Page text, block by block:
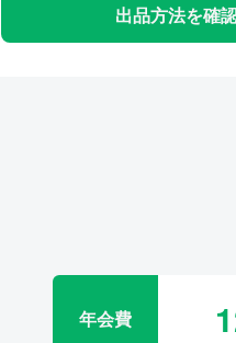
出品方法を確
年会費